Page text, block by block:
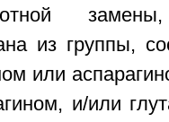
из группы,
или
и/или